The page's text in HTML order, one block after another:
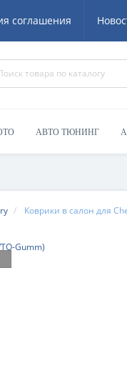
соглашения
АВТО ТЮНИНГ
Коврики в салон для